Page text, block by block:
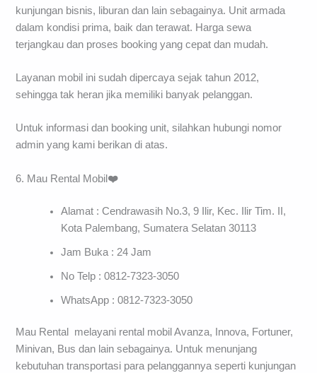
kunjungan bisnis, liburan dan lain sebagainya. Unit armada
dalam kondisi prima, baik dan terawat. Harga sewa
terjangkau dan proses booking yang cepat dan mudah.
Layanan mobil ini sudah dipercaya sejak tahun 2012,
sehingga tak heran jika memiliki banyak pelanggan.
Untuk informasi dan booking unit, silahkan hubungi nomor
admin yang kami berikan di atas.
6. Mau Rental Mobil ❤️
Alamat : Cendrawasih No.3, 9 Ilir, Kec. Ilir Tim. II,
Kota Palembang, Sumatera Selatan 30113
Jam Buka : 24 Jam
No Telp : 0812-7323-3050
WhatsApp : 0812-7323-3050
Mau Rental melayani rental mobil Avanza, Innova, Fortuner,
Minivan, Bus dan lain sebagainya. Untuk menunjang
kebutuhan transportasi para pelanggannya seperti kunjungan